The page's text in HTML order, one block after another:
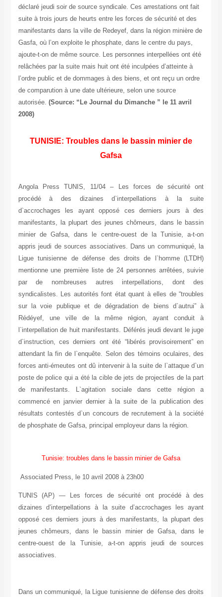
déclaré jeudi soir de source syndicale. Ces arrestations ont fait
suite à trois jours de heurts entre les forces de sécurité et des
manifestants dans la ville de Redeyef, dans la région minière de
Gasfa, où l’on exploite le phosphate, dans le centre du pays,
ajoute-t-on de même source. Les personnes interpellées ont été
relâchées par la suite mais huit ont été inculpées d’atteinte à
l’ordre public et de dommages à des biens, et ont reçu un ordre
de comparution à une date ultérieure, selon une source
autorisée. (Source: “Le Journal du Dimanche ” le 11 avril
2008)
TUNISIE: Troubles dans le bassin minier de
Gafsa
Angola Press TUNIS, 11/04 – Les forces de sécurité ont
procédé à des dizaines d`interpellations à la suite
d`accrochages les ayant opposé ces derniers jours à des
manifestants, la plupart des jeunes chômeurs, dans le bassin
minier de Gafsa, dans le centre-ouest de la Tunisie, a-t-on
appris jeudi de sources associatives. Dans un communiqué, la
Ligue tunisienne de défense des droits de l`homme (LTDH)
mentionne une première liste de 24 personnes arrêtées, suivie
par de nombreuses autres interpellations, dont des
syndicalistes. Les autorités font état quant à elles de “troubles
sur la voie publique et de dégradation de biens d`autrui” à
Rédéyef, une ville de la même région, ayant conduit à
l`interpellation de huit manifestants. Déférés jeudi devant le juge
d`instruction, ces derniers ont été “libérés provisoirement” en
attendant la fin de l`enquête. Selon des témoins oculaires, des
forces anti-émeutes ont dû intervenir à la suite de l`attaque d`un
poste de police qui a été la cible de jets de projectiles de la part
de manifestants. L`agitation sociale dans cette région a
commencé en janvier dernier à la suite de la publication des
résultats contestés d`un concours de recrutement à la société
de phosphate de Gafsa, principal employeur dans la région.
Tunisie: troubles dans le bassin minier de Gafsa
Associated Press, le 10 avril 2008 à 23h00
TUNIS (AP) — Les forces de sécurité ont procédé à des
dizaines d’interpellations à la suite d’accrochages les ayant
opposé ces derniers jours à des manifestants, la plupart des
jeunes chômeurs, dans le bassin minier de Gafsa, dans le
centre-ouest de la Tunisie, a-t-on appris jeudi de sources
associatives.
Dans un communiqué, la Ligue tunisienne de défense des droits